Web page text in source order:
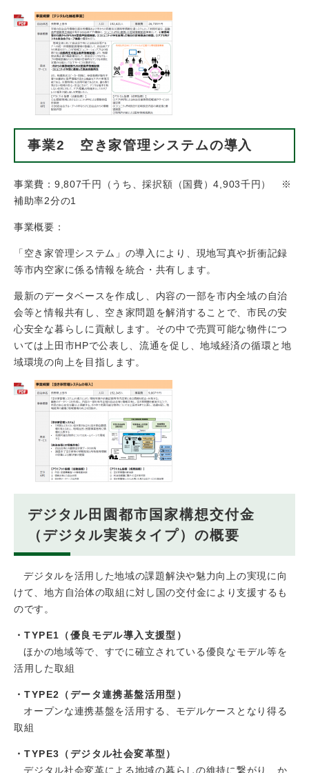
事業2 空き家管理システムの導入
事業費：9,807千円（うち、採択額（国費）4,903千円） ※
補助率2分の1
事業概要：
「空き家管理システム」の導入により、現地写真や折衝記録
等市内空家に係る情報を統合・共有します。
最新のデータベースを作成し、内容の一部を市内全域の自治
会等と情報共有し、空き家問題を解消することで、市民の安
心安全な暮らしに貢献します。その中で売買可能な物件につ
いては上田市HPで公表し、流通を促し、地域経済の循環と地
域環境の向上を目指します。
デジタル田園都市国家構想交付金
（デジタル実装タイプ）の概要
デジタルを活用した地域の課題解決や魅力向上の実現に向
けて、地方自治体の取組に対し国の交付金により支援するも
のです。
・TYPE1（優良モデル導入支援型）
ほかの地域等で、すでに確立されている優良なモデル等を
活用した取組
・TYPE2（データ連携基盤活用型）
オープンな連携基盤を活用する、モデルケースとなり得る
取組
・TYPE3（デジタル社会変革型）
デジタル社会変革による地域の暮らしの維持に繋がり、か